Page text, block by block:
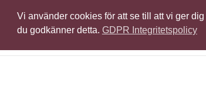
Vi använder cookies för att se till att vi ger
du godkänner detta. GDPR Integritetspolicy